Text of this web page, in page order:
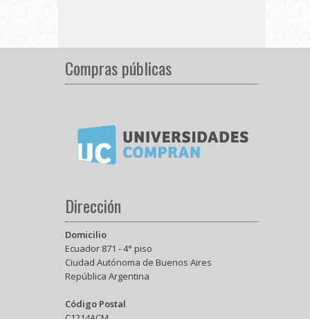
Compras públicas
Dirección
Domicilio
Ecuador 871 - 4° piso
Ciudad Autónoma de Buenos Aires
República Argentina
Código Postal